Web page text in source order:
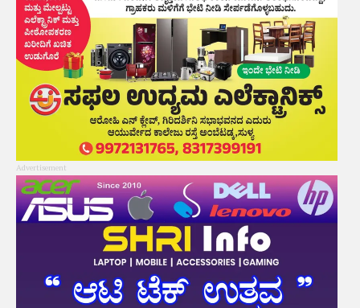
Advertisement